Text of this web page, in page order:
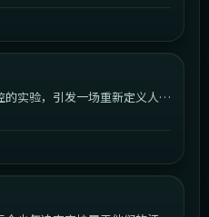
实验，引发一场重新定义人类